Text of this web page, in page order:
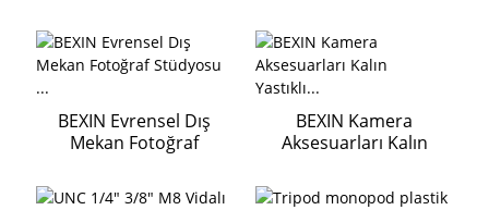
BEXIN Evrensel Dış
Mekan Fotoğraf
BEXIN Kamera
Aksesuarları Kalın